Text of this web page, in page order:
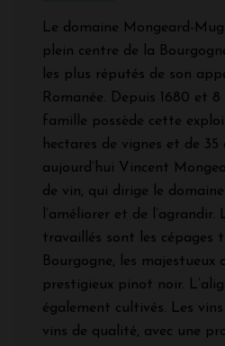
Le domaine Mongeard-
plein centre de la
les plus réputés de son
Romanée. Depuis 1680 et
famille possède cette
hectares de vignes et de
aujourd’hui Vincent
de vin, qui dirige le
l’améliorer et de l’agrandir.
travaillés sont les cépages
Bourgogne, les majestueux
prestigieux pinot noir.
également cultivés. Les
vins de qualité, avec une